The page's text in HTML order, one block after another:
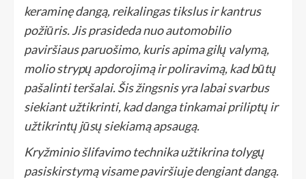
keraminę dangą, reikalingas tikslus ir kantrus
požiūris. Jis prasideda nuo automobilio
paviršiaus paruošimo, kuris apima gilų valymą,
molio strypų apdorojimą ir poliravimą, kad būtų
pašalinti teršalai. Šis žingsnis yra labai svarbus
siekiant užtikrinti, kad danga tinkamai priliptų ir
užtikrintų jūsų siekiamą apsaugą.
Kryžminio šlifavimo technika užtikrina tolygų
pasiskirstymą visame paviršiuje dengiant dangą.